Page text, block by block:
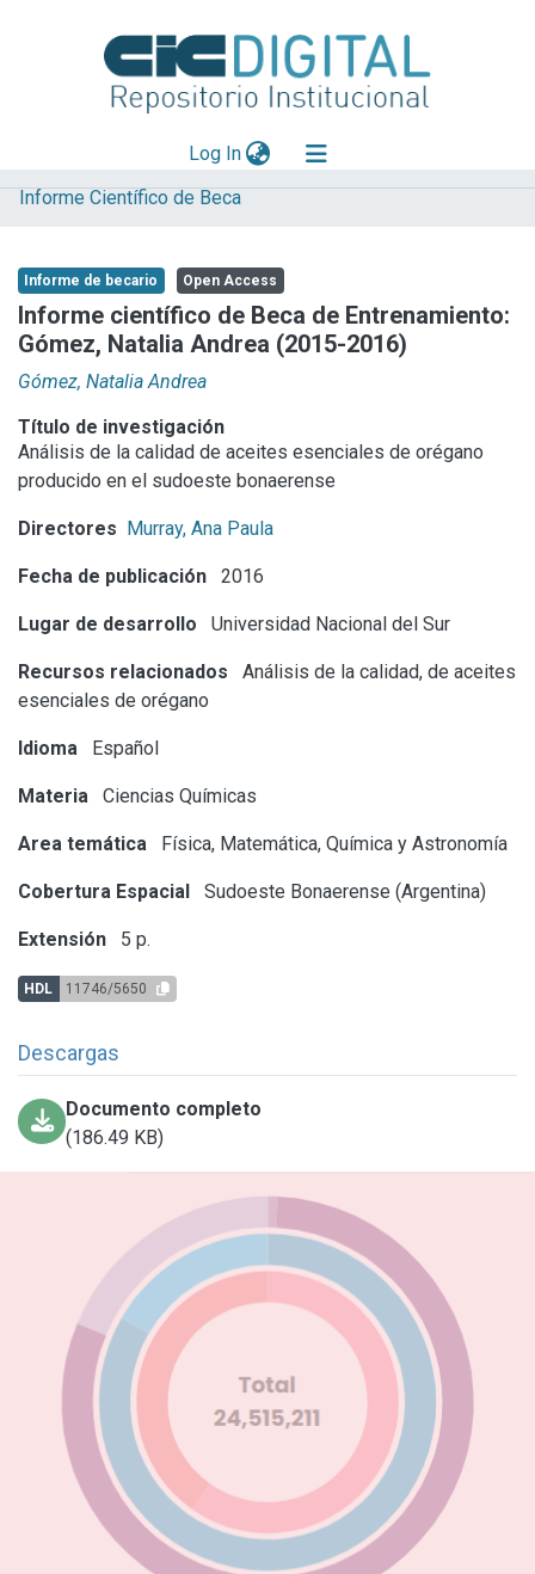
Log In(current)
Explorar
Aportar material
Statistics
Informe Científico de Beca
Informe de becario Open Access
Informe científico de Beca de Entrenamiento:
Gómez, Natalia Andrea (2015-2016)
Gómez, Natalia Andrea
Título de investigación
Análisis de la calidad de aceites esenciales de orégano
producido en el sudoeste bonaerense
Directores Murray, Ana Paula
Fecha de publicación 2016
Lugar de desarrollo Universidad Nacional del Sur
Recursos relacionados
Análisis de la calidad, de aceites
esenciales de orégano
Idioma Español
Materia Ciencias Químicas
Area temática Física, Matemática, Química y Astronomía
Cobertura Espacial Sudoeste Bonaerense (Argentina)
Extensión 5 p.
HDL 11746/5650
Descargas
Documento completo
(186.49 KB)